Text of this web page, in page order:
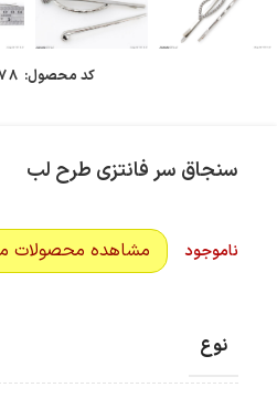
کد محصول:
سنجاق سر فانتزی طرح لب
ناموجود مشاهده محصولات
نوع